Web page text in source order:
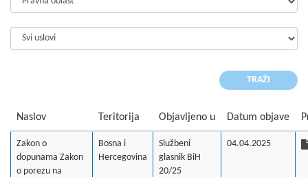
Naslov Teritorija Objavljeno u Datum objave
Zakon o
dopunama Zakon
o porezu na
Bosna i
Hercegovina
Službeni
glasnik BiH
20/25
04.04.2025